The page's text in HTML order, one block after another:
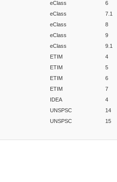
eClass
6
eClass
7.1
eClass
8
eClass
9
eClass
9.1
ETIM
4
ETIM
5
ETIM
6
ETIM
7
IDEA
4
UNSPSC
14
UNSPSC
15